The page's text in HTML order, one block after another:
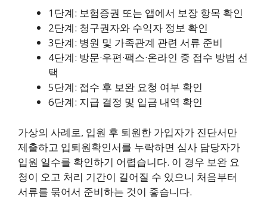
1단계: 보험증권 또는 앱에서 보장 항목 확인
2단계: 청구권자와 수익자 정보 확인
3단계: 병원 및 가족관계 관련 서류 준비
4단계: 방문·우편·팩스·온라인 중 접수 방법 선
택
5단계: 접수 후 보완 요청 여부 확인
6단계: 지급 결정 및 입금 내역 확인
가상의 사례로, 입원 후 퇴원한 가입자가 진단서만
제출하고 입퇴원확인서를 누락하면 심사 담당자가
입원 일수를 확인하기 어렵습니다. 이 경우 보완 요
청이 오고 처리 기간이 길어질 수 있으니 처음부터
서류를 묶어서 준비하는 것이 좋습니다.